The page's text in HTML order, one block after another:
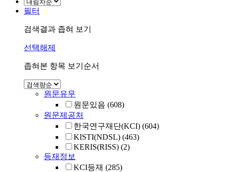
필터
검색결과 좁혀 보기
선택해제
좁혀본 항목 보기순서
원문유무
원문있음 (608)
원문제공처
한국연구재단(KCI) (604)
KISTI(NDSL) (463)
KERIS(RISS) (2)
등재정보
KCI등재 (285)